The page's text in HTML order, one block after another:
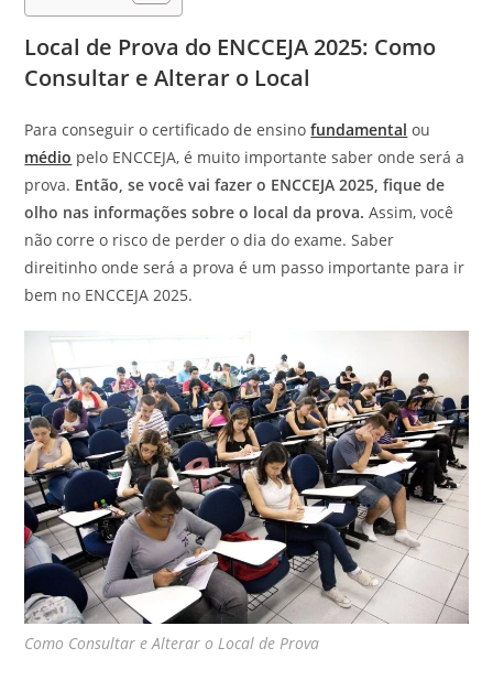
Local de Prova do ENCCEJA 2025: Como
Consultar e Alterar o Local
Para conseguir o certificado de ensinofundamental ou
médio pelo ENCCEJA, é muito importante saber onde será a
prova. Então, se você vai fazer o ENCCEJA 2025, fique de
olho nas informações sobre o local da prova. Assim, você
não corre o risco de perder o dia do exame. Saber
direitinho onde será a prova é um passo importante para ir
bem no ENCCEJA 2025.
Como Consultar e Alterar o Local de Prova